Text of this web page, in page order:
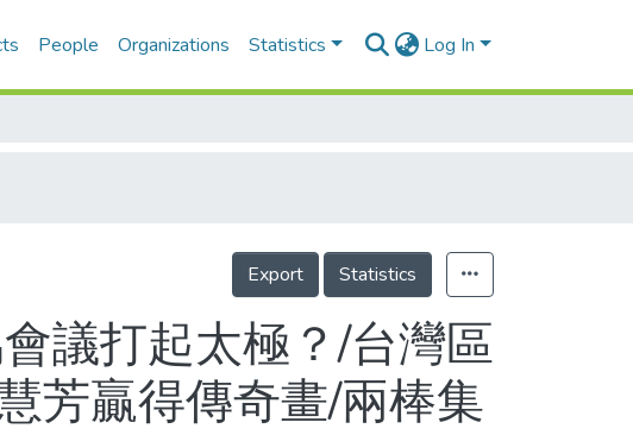
People Organizations Statistics Log In
Export Statistics
議打起太極？/台灣區
芳贏得傳奇畫/兩棒集